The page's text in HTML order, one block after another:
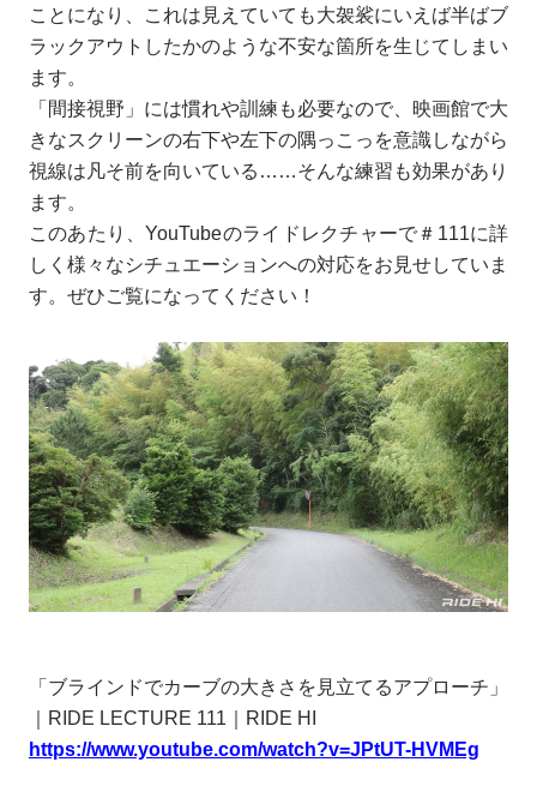
ことになり、これは見えていても大袈裟にいえば半ばブ
ラックアウトしたかのような不安な箇所を生じてしまい
ます。
「間接視野」には慣れや訓練も必要なので、映画館で大
きなスクリーンの右下や左下の隅っこっを意識しながら
視線は凡そ前を向いている……そんな練習も効果があり
ます。
このあたり、YouTubeのライドレクチャーで＃111に詳
しく様々なシチュエーションへの対応をお見せしていま
す。ぜひご覧になってください！
「ブラインドでカーブの大きさを見立てるアプローチ」
｜RIDE LECTURE 111｜RIDE HI
https://www.youtube.com/watch?v=JPtUT-HVMEg